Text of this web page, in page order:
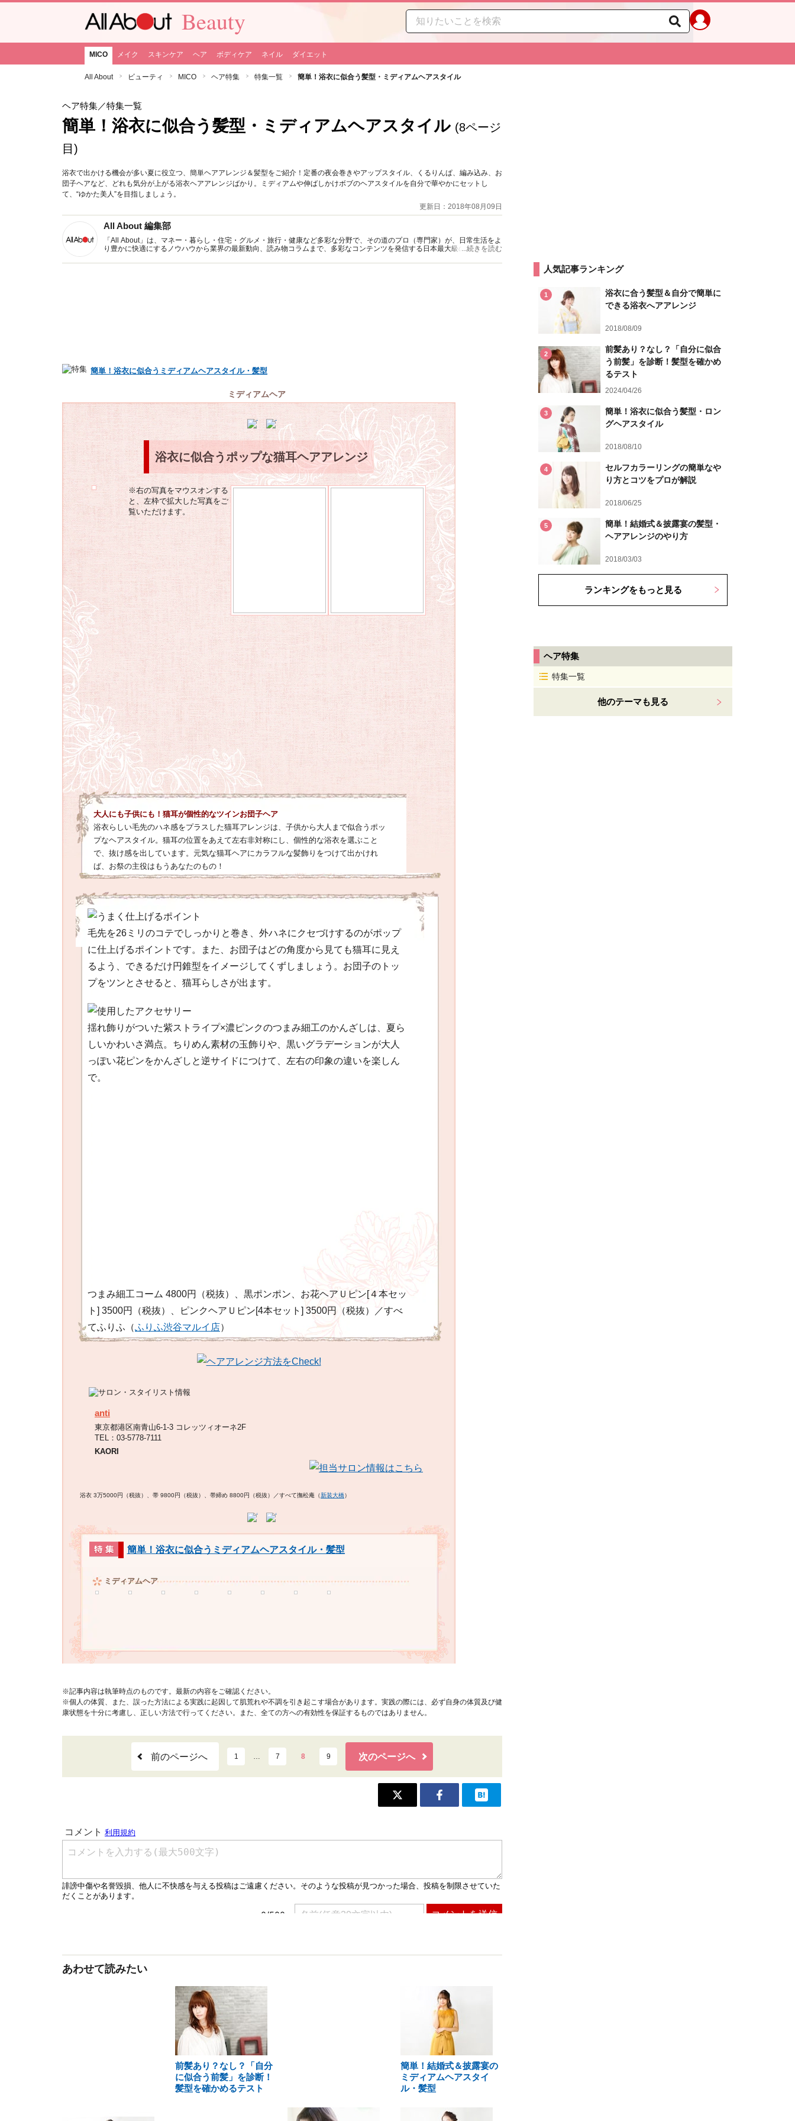
Beauty
MICO メイク スキンケア ヘア ボディケア ネイル ダイエット
All About ビューティ MICO ヘア特集 特集一覧 簡単！浴衣に似合う髪型・ミディアムヘアスタイル
ヘア特集／特集一覧
簡単！浴衣に似合う髪型・ミディアムヘアスタイル (8ページ
目)
浴衣で出かける機会が多い夏に役立つ、簡単ヘアアレンジ＆髪型をご紹介！定番の夜会巻きやアップスタイル、くるりんぱ、編み込み、お
団子ヘアなど、どれも気分が上がる浴衣ヘアアレンジばかり。ミディアムや伸ばしかけボブのヘアスタイルを自分で華やかにセットし
て、“ゆかた美人”を目指しましょう。
更新日：2018年08月09日
All About 編集部
「All About」は、マネー・暮らし・住宅・グルメ・旅行・健康など多彩な分野で、その道のプロ（専門家）が、日常生活をよ
り豊かに快適にするノウハウから業界の最新動向、読み物コラムまで、多彩なコンテンツを発信する日本最大級の総合情報サ
...続きを読む
簡単！浴衣に似合うミディアムヘアスタイル・髪型
ミディアムヘア
浴衣に似合うポップな猫耳ヘアアレンジ
※右の写真をマウスオンする
と、左枠で拡大した写真をご
覧いただけます。
大人にも子供にも！猫耳が個性的なツインお団子ヘア
浴衣らしい毛先のハネ感をプラスした猫耳アレンジは、子供から大人まで似合うポッ
プなヘアスタイル。猫耳の位置をあえて左右非対称にし、個性的な浴衣を選ぶこと
で、抜け感を出しています。元気な猫耳ヘアにカラフルな髪飾りをつけて出かけれ
ば、お祭の主役はもうあなたのもの！
毛先を26ミリのコテでしっかりと巻き、外ハネにクセづけするのがポップ
に仕上げるポイントです。また、お団子はどの角度から見ても猫耳に見え
るよう、できるだけ円錐型をイメージしてくずしましょう。お団子のトッ
プをツンとさせると、猫耳らしさが出ます。
揺れ飾りがついた紫ストライプ×濃ピンクのつまみ細工のかんざしは、夏ら
しいかわいさ満点。ちりめん素材の玉飾りや、黒いグラデーションが大人
っぽい花ピンをかんざしと逆サイドにつけて、左右の印象の違いを楽しん
で。
つまみ細工コーム 4800円（税抜）、黒ポンポン、お花ヘアＵピン[４本セッ
ト] 3500円（税抜）、ピンクヘアＵピン[4本セット] 3500円（税抜）／すべ
てふりふ（ふりふ渋谷マルイ店）
anti
東京都港区南青山6-1-3 コレッツィオーネ2F
TEL：03-5778-7111
KAORI
浴衣 3万5000円（税抜）、帯 9800円（税抜）、帯締め 8800円（税抜）／すべて撫松庵（新装大橋）
簡単！浴衣に似合うミディアムヘアスタイル・髪型
ミディアムヘア
※記事内容は執筆時点のものです。最新の内容をご確認ください。
※個人の体質、また、誤った方法による実践に起因して肌荒れや不調を引き起こす場合があります。実践の際には、必ず自身の体質及び健
康状態を十分に考慮し、正しい方法で行ってください。また、全ての方への有効性を保証するものではありません。
前のページへ 1 … 7 8 9 次のページへ
あわせて読みたい
前髪あり？なし？「自分
に似合う前髪」を診断！
髪型を確かめるテスト
簡単！結婚式＆披露宴の
ミディアムヘアスタイ
ル・髪型
人気記事ランキング
1
浴衣に合う髪型＆自分で簡単に
できる浴衣へアアレンジ
2018/08/09
2
前髪あり？なし？「自分に似合
う前髪」を診断！髪型を確かめ
るテスト
2024/04/26
3
簡単！浴衣に似合う髪型・ロン
グヘアスタイル
2018/08/10
4
セルフカラーリングの簡単なや
り方とコツをプロが解説
2018/06/25
5
簡単！結婚式＆披露宴の髪型・
ヘアアレンジのやり方
2018/03/03
ランキングをもっと見る
ヘア特集
特集一覧
他のテーマも見る